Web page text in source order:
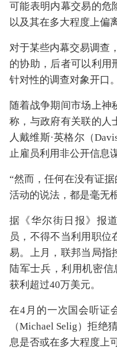
可能表明内幕交易的危
以及其在多大程度上偏
对于某些内幕交易调查
的协助，后者可以利用
针对性的调查对象开口。
随着战争期间市场上神
称，与政府有关联的人
人戴维斯·英格尔（
止雇员利用非公开信息
“然而，任何在没有证
活动的说法，都是毫无
据《华尔街日报》报
员，不得不当利用职位
易。上月，联邦当局指
陆军士兵，利用机密信
获利超过40万美元。
在4月的一次国会听证
（Michael Selig）拒绝
息是否或在多大程度上